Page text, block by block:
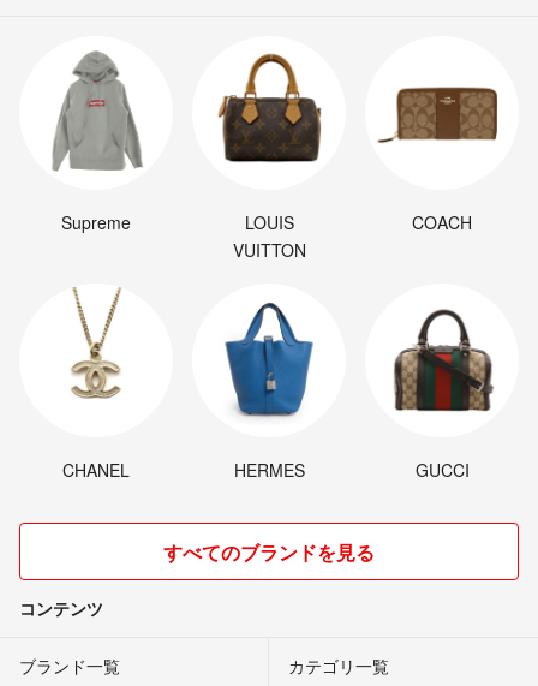
Supreme
LOUIS
VUITTON
COACH
CHANEL HERMES GUCCI
すべてのブランドを見る
コンテンツ
ブランド一覧 カテゴリ一覧